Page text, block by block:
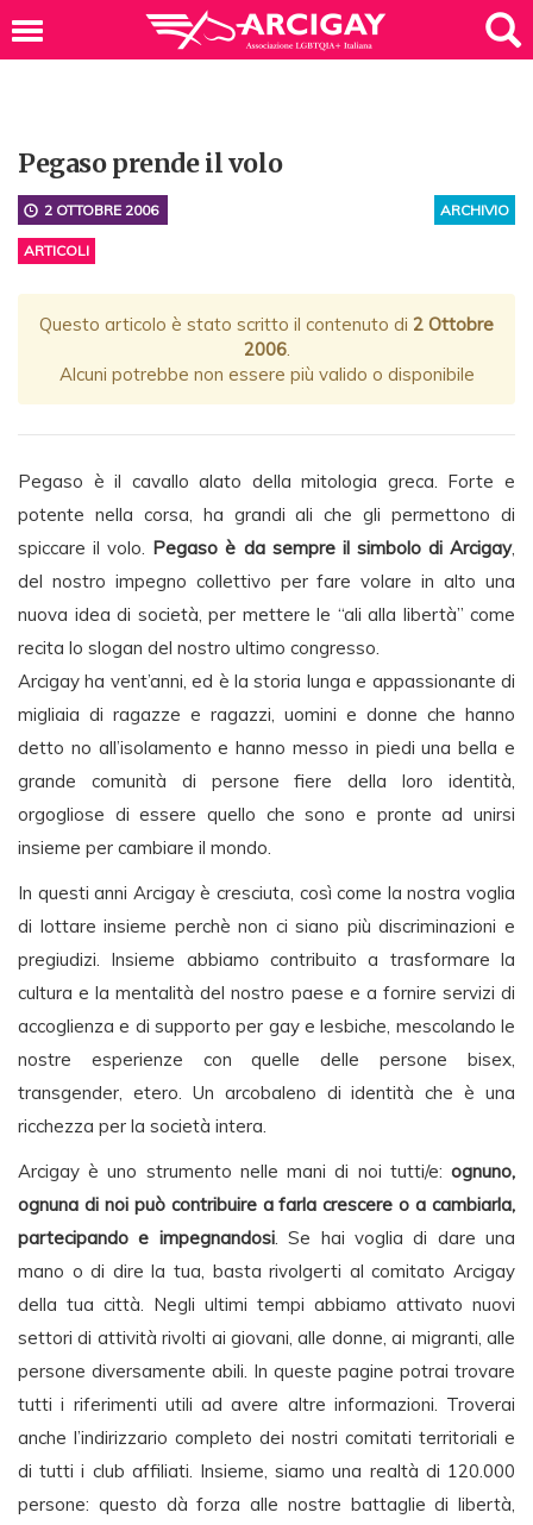
Pegaso prende il volo
ARCHIVIO
2 OTTOBRE 2006
ARTICOLI
Questo articolo è stato scritto il contenuto di 2 Ottobre
2006.
Alcuni potrebbe non essere più valido o disponibile
Pegaso è il cavallo alato della mitologia greca. Forte e
potente nella corsa, ha grandi ali che gli permettono di
spiccare il volo. Pegaso è da sempre il simbolo di Arcigay,
del nostro impegno collettivo per fare volare in alto una
nuova idea di società, per mettere le “ali alla libertà” come
recita lo slogan del nostro ultimo congresso.
Arcigay ha vent’anni, ed è la storia lunga e appassionante di
migliaia di ragazze e ragazzi, uomini e donne che hanno
detto no all’isolamento e hanno messo in piedi una bella e
grande comunità di persone fiere della loro identità,
orgogliose di essere quello che sono e pronte ad unirsi
insieme per cambiare il mondo.
In questi anni Arcigay è cresciuta, così come la nostra voglia
di lottare insieme perchè non ci siano più discriminazioni e
pregiudizi. Insieme abbiamo contribuito a trasformare la
cultura e la mentalità del nostro paese e a fornire servizi di
accoglienza e di supporto per gay e lesbiche, mescolando le
nostre esperienze con quelle delle persone bisex,
transgender, etero. Un arcobaleno di identità che è una
ricchezza per la società intera.
Arcigay è uno strumento nelle mani di noi tutti/e: ognuno,
ognuna di noi può contribuire a farla crescere o a cambiarla,
partecipando e impegnandosi. Se hai voglia di dare una
mano o di dire la tua, basta rivolgerti al comitato Arcigay
della tua città. Negli ultimi tempi abbiamo attivato nuovi
settori di attività rivolti ai giovani, alle donne, ai migranti, alle
persone diversamente abili. In queste pagine potrai trovare
tutti i riferimenti utili ad avere altre informazioni. Troverai
anche l’indirizzario completo dei nostri comitati territoriali e
di tutti i club affiliati. Insieme, siamo una realtà di 120.000
persone: questo dà forza alle nostre battaglie di libertà,